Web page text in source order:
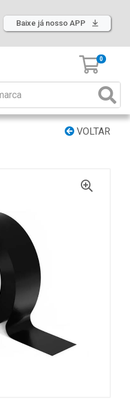
Baixe já nosso APP
0
VOLTAR